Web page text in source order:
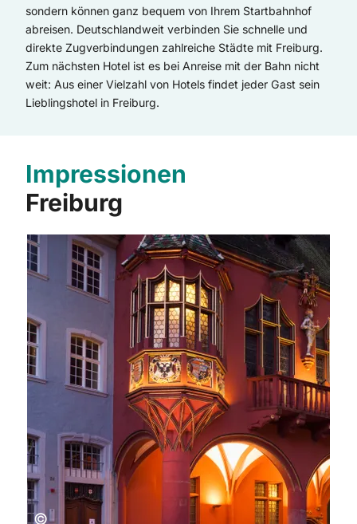
sondern können ganz bequem von Ihrem Startbahnhof
abreisen. Deutschlandweit verbinden Sie schnelle und
direkte Zugverbindungen zahlreiche Städte mit Freiburg.
Zum nächsten Hotel ist es bei Anreise mit der Bahn nicht
weit: Aus einer Vielzahl von Hotels findet jeder Gast sein
Lieblingshotel in Freiburg.
Impressionen
Freiburg
Copyright:
©